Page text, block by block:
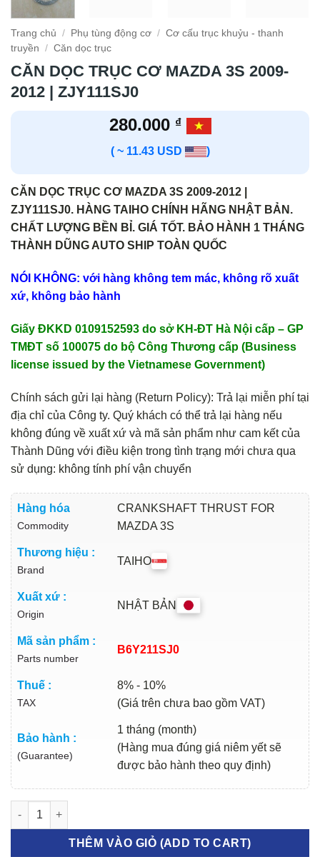
Trang chủ / Phụ tùng động cơ / Cơ cấu trục khuỷu - thanh
truyền
/ Căn dọc trục
CĂN DỌC TRỤC CƠ MAZDA 3S 2009-
2012 | ZJY111SJ0
280.000 ₫
( ~ 11.43 USD )
CĂN DỌC TRỤC CƠ MAZDA 3S 2009-2012 |
ZJY111SJ0. HÀNG TAIHO CHÍNH HÃNG NHẬT BẢN.
CHẤT LƯỢNG BỀN BỈ. GIÁ TỐT. BẢO HÀNH 1 THÁNG
THÀNH DŨNG AUTO SHIP TOÀN QUỐC
NÓI KHÔNG: với hàng không tem mác, không rõ xuất
xứ, không bảo hành
Giấy ĐKKD 0109152593 do sở KH-ĐT Hà Nội cấp – GP
TMĐT số 100075 do bộ Công Thương cấp (Business
license issued by the Vietnamese Government)
Chính sách gửi lại hàng (Return Policy): Trả lại miễn phí tại
địa chỉ của Công ty. Quý khách có thể trả lại hàng nếu
không đúng về xuất xứ và mã sản phẩm như cam kết của
Thành Dũng với điều kiện trong tình trạng mới chưa qua
sử dụng: không tính phí vận chuyển
Hàng hóa
Commodity
CRANKSHAFT THRUST FOR
MAZDA 3S
Thương hiệu :
Brand
TAIHO
Xuất xứ :
Origin
NHẬT BẢN
Mã sản phẩm :
Parts number
B6Y211SJ0
Thuế :
TAX
8% - 10%
(Giá trên chưa bao gồm VAT)
Bảo hành :
(Guarantee)
1 tháng (month)
(Hàng mua đúng giá niêm yết sẽ
được bảo hành theo quy định)
CĂN DỌC TRỤC CƠ MAZDA 3S 2009-2012 | ZJY111SJ0 số lượng
THÊM VÀO GIỎ (ADD TO CART)